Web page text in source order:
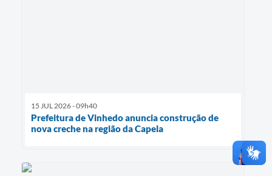
15 JUL 2026 - 09h40
Prefeitura de Vinhedo anuncia construção de
nova creche na região da Capela